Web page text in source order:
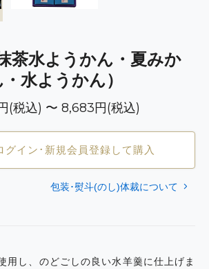
茶水ようかん・夏みか
・水ようかん）
(税込) 〜 8,683円(税込)
グイン･新規会員登録して購入
包装･熨斗(のし)体裁について
用し、のどごしの良い水羊羹に仕上げま